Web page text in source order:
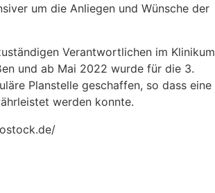
um die Anliegen und Wünsche der
Verantwortlichen im Klinikum
und ab Mai 2022 wurde für die 3.
Planstelle geschaffen, so dass eine
werden konnte.